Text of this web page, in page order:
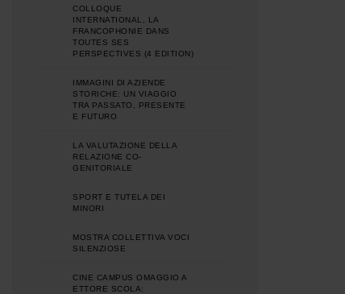
COLLOQUE
INTERNATIONAL, LA
FRANCOPHONIE DANS
TOUTES SES
PERSPECTIVES (4 EDITION)
IMMAGINI DI AZIENDE
STORICHE: UN VIAGGIO
TRA PASSATO, PRESENTE
E FUTURO
LA VALUTAZIONE DELLA
RELAZIONE CO-
GENITORIALE
SPORT E TUTELA DEI
MINORI
MOSTRA COLLETTIVA VOCI
SILENZIOSE
CINE CAMPUS OMAGGIO A
ETTORE SCOLA: